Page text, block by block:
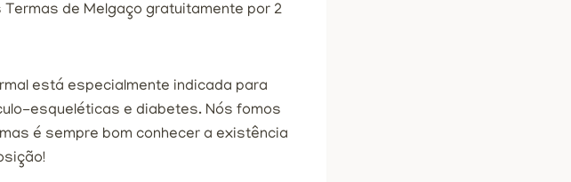
de Melgaço gratuitamente por 2
está especialmente indicada para
esqueléticas e diabetes. Nós fomos
é sempre bom conhecer a existência